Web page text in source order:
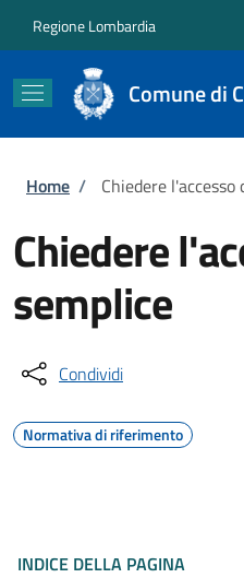
Regione Lombardia
Comune di
Briciole di
Home / Chiedere
Chiedere
semplice
Condividi
Normativa di riferimento
INDICE DELLA PAGINA